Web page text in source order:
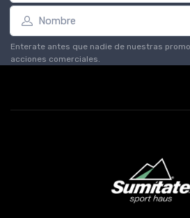
Enterate antes que nadie de nuestras
acciones comerciales.